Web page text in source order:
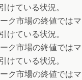
けている状況。
ク市場の終値では
けている状況。
ク市場の終値では
けている状況。
ク市場の終値では